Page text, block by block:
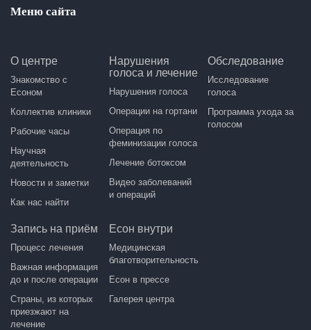
Меню сайта
О центре
Знакомство с
Есоном
Коллектив клиники
Рабочие часы
Научная
деятельность
Новости и заметки
Как нас найти
Нарушения
голоса и лечение
Нарушения голоса
Операции на гортани
Операция по
феминизации голоса
Лечение ботоксом
Видео заболеваний
и операций
Обследование
Исследование
голоса
Программа ухода за
голосом
Запись на приём
Процесс лечения
Важная информация
до и после операции
Страны, из которых
приезжают на
лечение
Есон внутри
Медицинская
благотворительность
Есон в прессе
Галерея центра